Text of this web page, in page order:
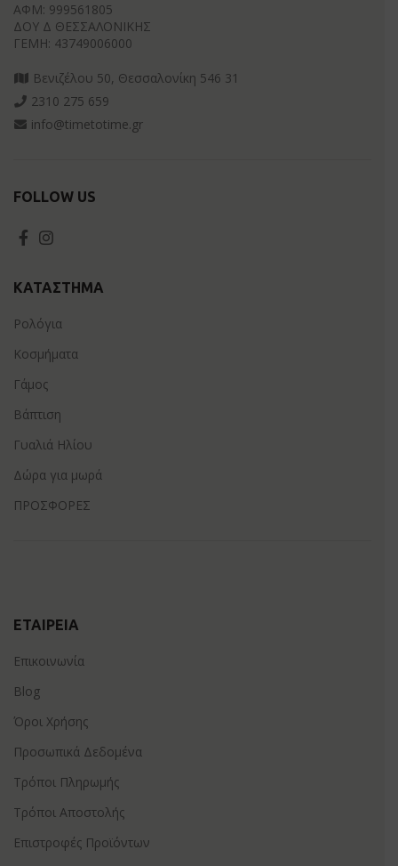
ΑΦΜ: 999561805
ΔΟΥ Δ ΘΕΣΣΑΛΟΝΙΚΗΣ
ΓΕΜΗ: 43749006000
Βενιζέλου 50, Θεσσαλονίκη 546 31
2310 275 659
info@timetotime.gr
FOLLOW US
ΚΑΤΆΣΤΗΜΑ
Ρολόγια
Κοσμήματα
Γάμος
Βάπτιση
Γυαλιά Ηλίου
Δώρα για μωρά
ΠΡΟΣΦΟΡΕΣ
ΕΤΑΙΡΕΊΑ
Επικοινωνία
Blog
Όροι Χρήσης
Προσωπικά Δεδομένα
Τρόποι Πληρωμής
Τρόποι Αποστολής
Επιστροφές Προϊόντων